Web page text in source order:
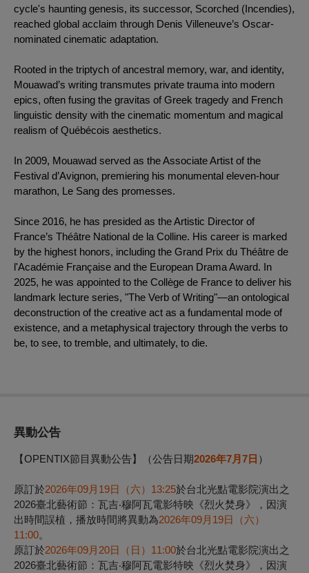
cycle's haunting genesis, its successor, Scorched (Incendies),
reached global acclaim through Denis Villeneuve’s Oscar-
nominated cinematic adaptation.
Rooted in the triptych of ancestral memory, war, and identity,
Mouawad’s writing transmutes private trauma into modern
epics, often fusing the gravitas of Greek tragedy and French
linguistic density with the cinematic momentum and magical
realism of Québécois aesthetics.
In 2009, Mouawad served as the Associate Artist of the
Festival d’Avignon, premiering his monumental eleven-hour
marathon, Le Sang des promesses.
Since 2016, he has presided as the Artistic Director of
France’s Théâtre National de la Colline. His career is marked
by the highest honors, including the Grand Prix du Théâtre de
l'Académie Française and the European Drama Award. In
2025, he was appointed to the Collège de France to deliver his
landmark lecture series, "The Verb of Writing"—an ontological
deconstruction of the creative act as a fundamental mode of
existence, and a metaphysical trajectory through the verbs to
be, to see, to tremble, and ultimately, to die.
異動公告
【OPENTIX節目異動公告】 （公告日期2026年7月7日 ）
原訂於2026年09月19日（六）13:25於台北光點電影院演出之
2026臺北藝術節：瓦吉‧穆阿瓦電影特映《烈火焚身》
，因演
出時間誤植，播放時間將異動為2026年09月19日（六）
11:00。
原訂於2026年09月20日（日）11:00於台北光點電影院演出之
2026臺北藝術節：瓦吉‧穆阿瓦電影特映《烈火焚身》
，因演